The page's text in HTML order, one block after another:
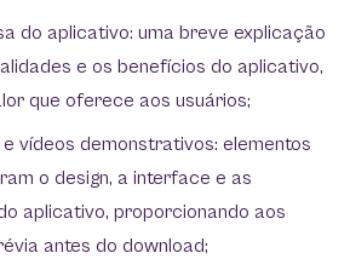
do aplicativo: uma breve explicação
e os benefícios do aplicativo,
que oferece aos usuários;
vídeos demonstrativos: elementos
o design, a interface e as
aplicativo, proporcionando aos
antes do download;